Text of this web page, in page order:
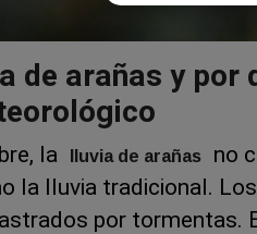
de arañas y por
la lluvia de arañas
no
la lluvia tradicional.
por tormentas.